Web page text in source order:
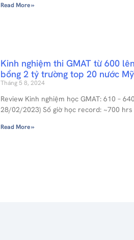
Read More »
Kinh nghiệm thi GMAT từ 600
bổng 2 tỷ trường top 20 nước Mỹ
Tháng 5 8, 2024
Review Kinh nghiệm học GMAT: 610 –
28/02/2023) Số giờ học record: ~700
Read More »